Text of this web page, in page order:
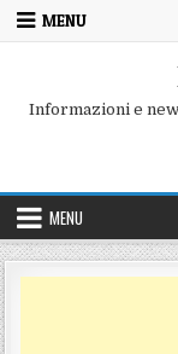
Skip to content
MENU
Informazioni e
MENU